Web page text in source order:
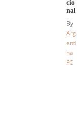
cio
nal
By
Arg
enti
na
FC